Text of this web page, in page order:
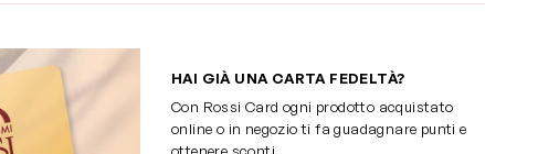
HAI GIÀ UNA CARTA FEDELTÀ?
Con Rossi Card ogni prodotto acquistato
online o in negozio ti fa guadagnare punti e
ottenere sconti.